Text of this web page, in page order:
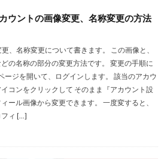
ウントの画像変更、名称変更の方法
、名称変更について書きます。 この画像と、
の名称の部分の変更方法です。 変更の手順に
ジを開いて、ログインします。 該当のアカウ
コンをクリックして そのまま『アカウント設
ール画像から変更できます。 一度変すると、
フィ […]